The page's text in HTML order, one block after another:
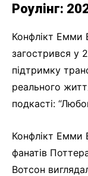
Роулінг:
Конфлікт Емми
загострився у
підтримку
реального
подкасті:
Конфлікт Емми
фанатів
Вотсон